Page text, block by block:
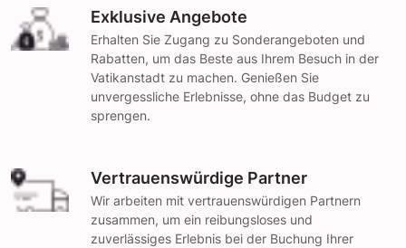
Exklusive Angebote
Erhalten Sie Zugang zu Sonderangeboten und
Rabatten, um das Beste aus Ihrem Besuch in der
Vatikanstadt zu machen. Genießen Sie
unvergessliche Erlebnisse, ohne das Budget zu
sprengen.
Vertrauenswürdige Partner
Wir arbeiten mit vertrauenswürdigen Partnern
zusammen, um ein reibungsloses und
zuverlässiges Erlebnis bei der Buchung Ihrer